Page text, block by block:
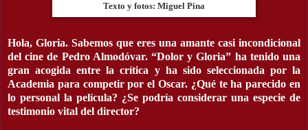
Texto y fotos: Miguel Pina
Hola, Gloria. Sabemos que eres una amante casi incondicional
del cine de Pedro Almodóvar. “Dolor y Gloria” ha tenido una
gran acogida entre la crítica y ha sido seleccionada por la
Academia para competir por el Oscar. ¿Qué te ha parecido en
lo personal la película? ¿Se podría considerar una especie de
testimonio vital del director?